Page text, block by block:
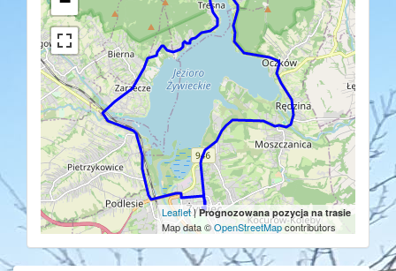
Leaflet|Prognozowana pozycja na trasie
Map data ©OpenStreetMapcontributors